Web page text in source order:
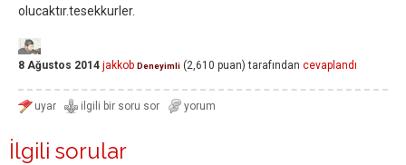
olucaktır.tesekkurler.
8 Ağustos 2014 jakkob Deneyimli (2,610 puan) tarafından cevaplandı
İlgili sorular